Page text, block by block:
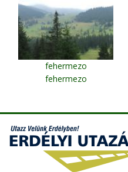
fehermezo
fehermezo